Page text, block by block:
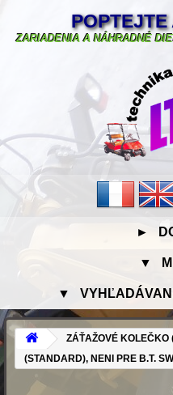
ZARIADENIA A NÁHRADNÉ
►
▼
▼
ZÁŤAŽOVÉ KOLEČKO
(STANDARD), NENI PRE B.T.